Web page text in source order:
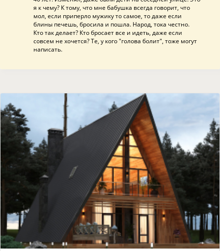
я к чему? К тому, что мне бабушка всегда говорит, что
мол, если приперло мужику то самое, то даже если
блины печешь, бросила и пошла. Народ, тока честно.
Кто так делает? Кто бросает все и идеть, даже если
совсем не хочется? Те, у кого "голова болит", тоже могут
написать.